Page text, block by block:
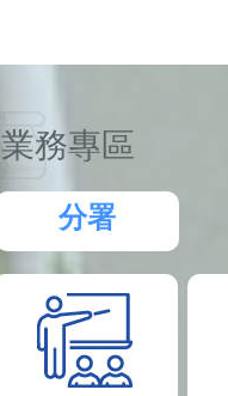
業務專區
分署